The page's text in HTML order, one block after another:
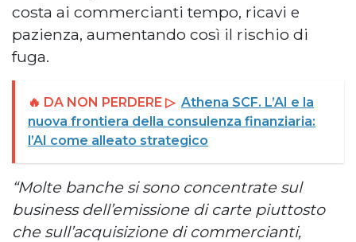
costa ai commercianti tempo, ricavi e
pazienza, aumentando così il rischio di
fuga.
🔥 DA NON PERDERE ▷ Athena SCF. L’AI e la
nuova frontiera della consulenza finanziaria:
l’AI come alleato strategico
“Molte banche si sono concentrate sul
business dell’emissione di carte piuttosto
che sull’acquisizione di commercianti,